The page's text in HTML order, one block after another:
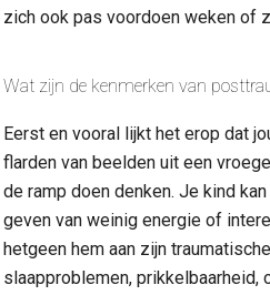
zich ook pas voordoen weken of
Wat zijn de kenmerken van
Eerst en vooral lijkt het erop dat
flarden van beelden uit een
de ramp doen denken. Je kind
geven van weinig energie of
hetgeen hem aan zijn
slaapproblemen,